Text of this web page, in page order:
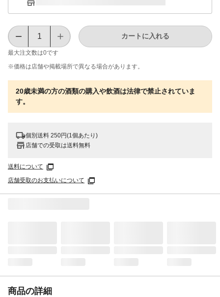
最大注文数は0です
カートに入れる
※価格は​店舗や​掲載場所で​異なる​場合が​あります。
20歳未満の方の酒類の購入や飲酒は法律で禁止されていま
す。
個別送料 250円(1個あたり)
店舗での受取は送料無料
送料について
店舗受取のお支払いについて
商品の詳細